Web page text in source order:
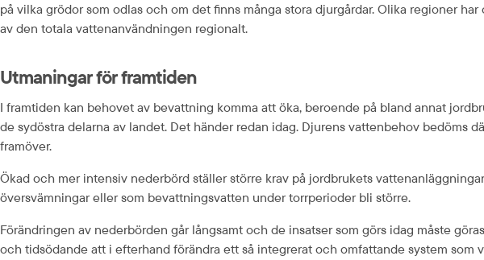
på vilka grödor som odlas och om det finns många stora djurgårdar. Olika regioner
av den totala vattenanvändningen regionalt.
Utmaningar för framtiden
I framtiden kan behovet av bevattning komma att öka, beroende på bland annat
de sydöstra delarna av landet. Det händer redan idag. Djurens vattenbehov bedöms
framöver.
Ökad och mer intensiv nederbörd ställer större krav på jordbrukets
översvämningar eller som bevattningsvatten under torrperioder bli större.
Förändringen av nederbörden går långsamt och de insatser som görs idag måste
och tidsödande att i efterhand förändra ett så integrerat och omfattande system som